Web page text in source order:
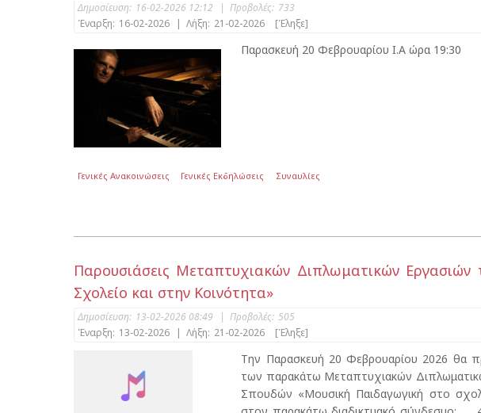
Δημοσίευση: 16-02-2026 12:12 | Προβολές: 733
Έναρξη: 16-02-2026 | Λήξη: 21-02-2026 [Έληξε]
Παρασκευή 20 Φεβρουαρίου Ι.Α ώρα 19:30
Γενικές Ανακοινώσεις Γενικές Εκδηλώσεις Συναυλίες
Παρουσιάσεις Μεταπτυχιακών Διπλωματικών
Σχολείο και στην Κοινότητα»
Δημοσίευση: 13-02-2026 08:49 | Προβολές: 505
Έναρξη: 13-02-2026 | Λήξη: 21-02-2026 [Έληξε]
Την Παρασκευή 20 Φεβρουαρίου 2026 θα
των παρακάτω Μεταπτυχιακών
Σπουδών «Μουσική Παιδαγωγική στο